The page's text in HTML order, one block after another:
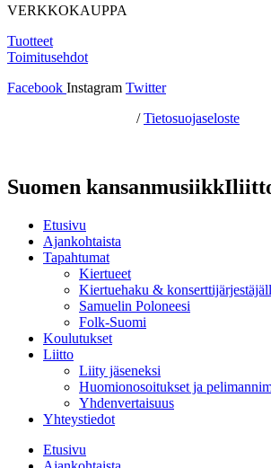
VERKKOKAUPPA
Tuotteet
Toimitusehdot
Facebook Instagram Twitter
/Tietosuojaseloste
Suomen
Etusivu
Ajankohtaista
Tapahtumat
Kiertueet
Kiertuehaku &
Samuelin Poloneesi
Folk-Suomi
Koulutukset
Liitto
Liity jäseneksi
Huomionosoitukset ja
Yhdenvertaisuus
Yhteystiedot
Etusivu